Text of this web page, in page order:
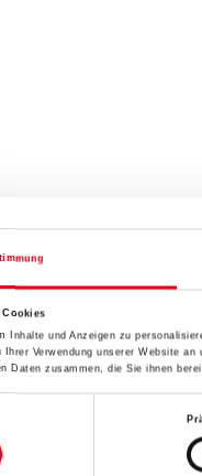
Cookies
Inhalte und Anzeigen zu
Verwendung unserer Website
Daten zusammen, die Sie ihnen